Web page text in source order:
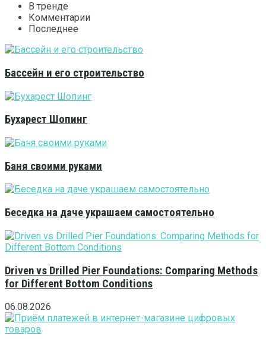
В тренде
Комментарии
Последнее
Бассейн и его строительство
Бухарест Шопинг
Баня своими руками
Беседка на даче украшаем самостоятельно
Driven vs Drilled Pier Foundations: Comparing Methods
for Different Bottom Conditions
06.08.2026